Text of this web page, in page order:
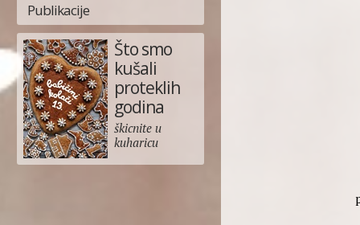
Publikacije
Što smo
kušali
proteklih
godina
škicnite u
kuharicu